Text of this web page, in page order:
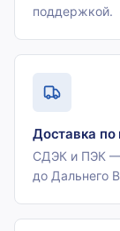
поддержкой.
Доставка по
СДЭК и ПЭК —
до Дальнего